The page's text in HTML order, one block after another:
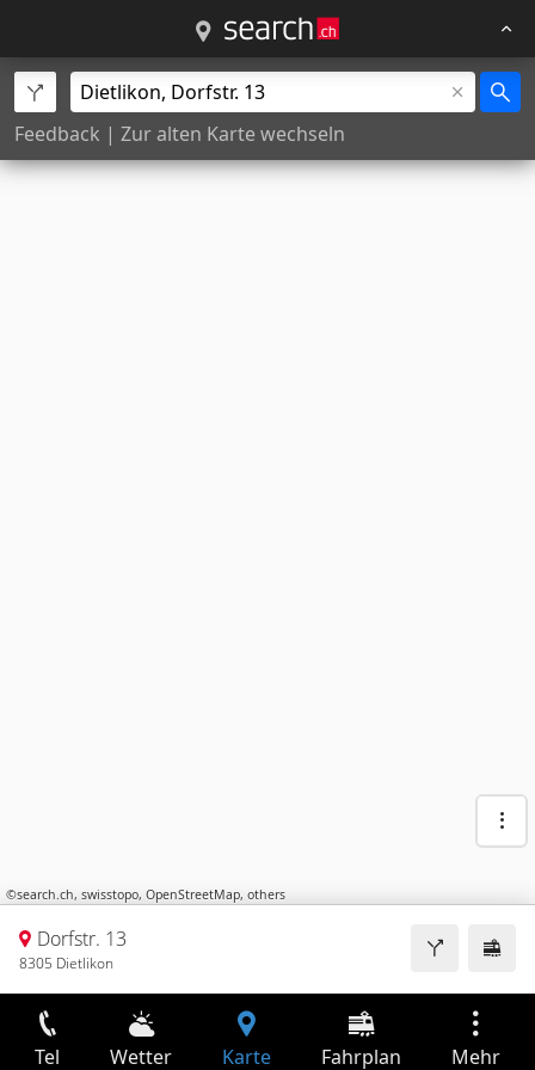
Feedback | Zur alten Karte wechseln
©search.ch, swisstopo, OpenStreetMap, others
Dorfstr. 13
8305 Dietlikon
Tel Wetter Karte Fahrplan Mehr